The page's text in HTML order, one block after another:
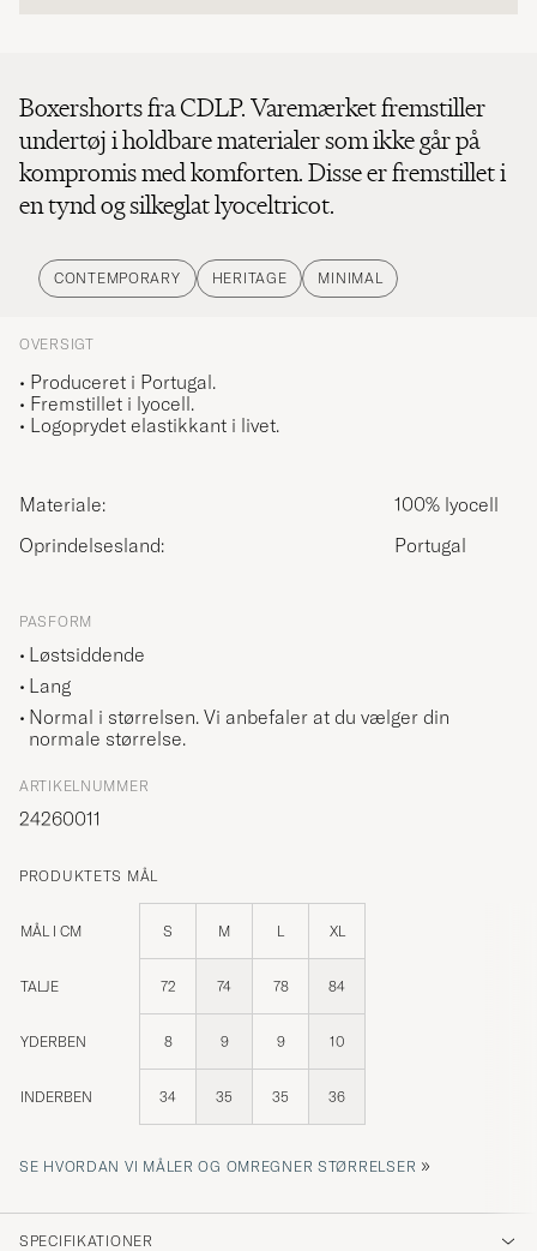
Boxershorts fra CDLP. Varemærket fremstiller
undertøj i holdbare materialer som ikke går på
kompromis med komforten. Disse er fremstillet i
en tynd og silkeglat lyoceltricot.
CONTEMPORARY HERITAGE MINIMAL
OVERSIGT
• Produceret i Portugal.
• Fremstillet i lyocell.
• Logoprydet elastikkant i livet.
Materiale:
100% lyocell
Oprindelsesland:
Portugal
PASFORM
Løstsiddende
Lang
Normal i størrelsen. Vi anbefaler at du vælger din
normale størrelse.
ARTIKELNUMMER
24260011
PRODUKTETS MÅL
MÅL I CM S M L XL
TALJE 72 74 78 84
YDERBEN 8 9 9 10
INDERBEN 34 35 35 36
SE HVORDAN VI MÅLER OG OMREGNER STØRRELSER »
SPECIFIKATIONER